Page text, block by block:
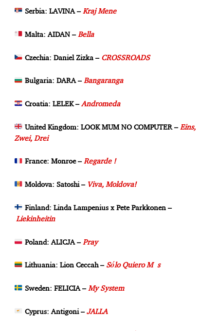
Serbia: LAVINA – Kraj Mene
Malta: AIDAN – Bella
Czechia: Daniel Zizka – CROSSROADS
Bulgaria: DARA – Bangaranga
Croatia: LELEK – Andromeda
United Kingdom: LOOK MUM NO COMPUTER – Eins,
Zwei, Drei
France: Monroe – Regarde !
Moldova: Satoshi – Viva, Moldova!
Finland: Linda Lampenius x Pete Parkkonen –
Liekinheitin
Poland: ALICJA – Pray
Lithuania: Lion Ceccah – Sólo Quiero Más
Sweden: FELICIA – My System
Cyprus: Antigoni – JALLA